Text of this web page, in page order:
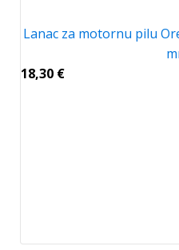
Lanac za motornu pilu
18,30 €